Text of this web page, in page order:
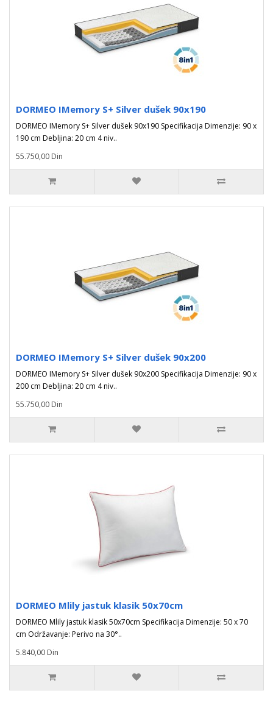
DORMEO IMemory S+ Silver dušek 90x190
DORMEO IMemory S+ Silver dušek 90x190 Specifikacija Dimenzije: 90 x
190 cm Debljina: 20 cm 4 niv..
55.750,00 Din
DORMEO IMemory S+ Silver dušek 90x200
DORMEO IMemory S+ Silver dušek 90x200 Specifikacija Dimenzije: 90 x
200 cm Debljina: 20 cm 4 niv..
55.750,00 Din
DORMEO Mlily jastuk klasik 50x70cm
DORMEO Mlily jastuk klasik 50x70cm Specifikacija Dimenzije: 50 x 70
cm Održavanje: Perivo na 30°..
5.840,00 Din